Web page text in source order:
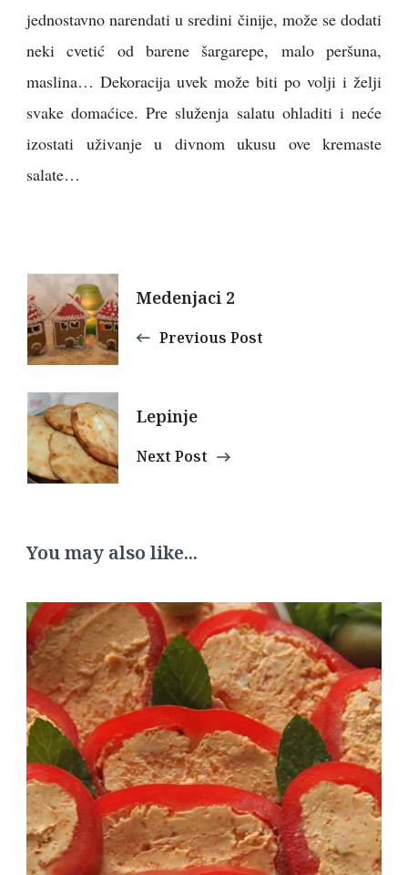
jednostavno narendati u sredini činije, može se dodati
neki cvetić od barene šargarepe, malo peršuna,
maslina… Dekoracija uvek može biti po volji i želji
svake domaćice. Pre služenja salatu ohladiti i neće
izostati uživanje u divnom ukusu ove kremaste
salate…
Post
Navigation
Medenjaci 2
Previous Post
Lepinje
Next Post
You may also like...